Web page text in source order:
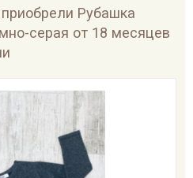
Рубашка
серая от 18 месяцев